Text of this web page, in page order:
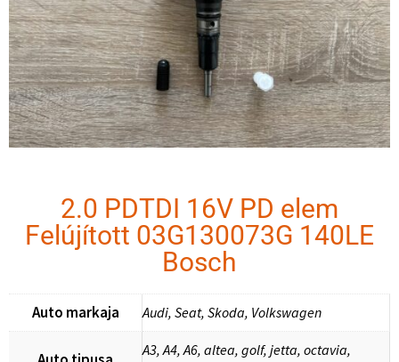
2.0 PDTDI 16V PD elem
Felújított 03G130073G 140LE
Bosch
Auto markaja Audi, Seat, Skoda, Volkswagen
A3, A4, A6, altea, golf, jetta, octavia,